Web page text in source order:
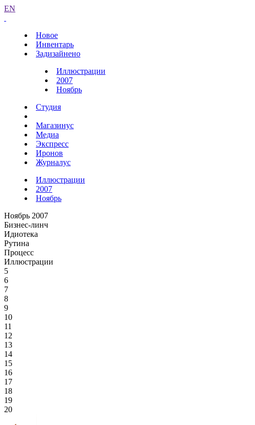
EN
Новое
Инвентарь
Задизайнено
Иллюстрации
2007
Ноябрь
Студия
Магазинус
Медиа
Экспресс
Иронов
Журналус
Иллюстрации
2007
Ноябрь
Ноябрь 2007
Бизнес-линч
Идиотека
Рутина
Процесс
Иллюстрации
5
6
7
8
9
10
11
12
13
14
15
16
17
18
19
20